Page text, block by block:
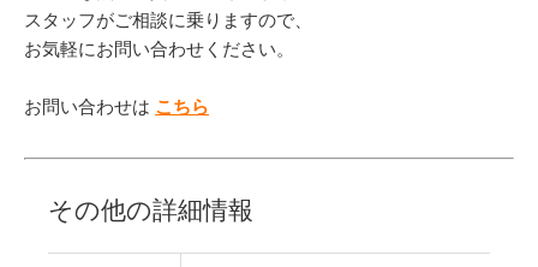
スタッフがご相談に乗りますので、
お気軽にお問い合わせください。
お問い合わせは こちら
その他の詳細情報